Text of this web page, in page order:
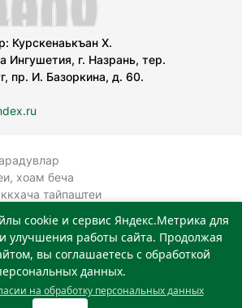
Курскенаькъан Х.
Ингушетия, г. Назрань, тер.
пр. И. Базоркина, д. 60.
хоам беча
тайпаштеи
СМИ: ЭЛ № ФС 77-
г. Учредитель:
дом
cookie и сервис Яндекс.Метрика для
улучшения работы сайта. Продолжая
вы соглашаетесь с обработкой
данных.
на обработку персональных данных